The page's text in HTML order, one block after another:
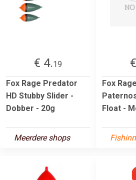
€ 4.19
Fox Rage Predator
HD Stubby Slider -
Dobber - 20g
Meerdere shops
Fox
Float -